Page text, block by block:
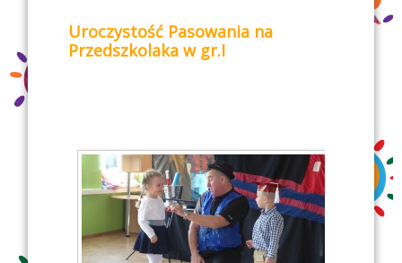
Uroczystość Pasowania na
Przedszkolaka w gr.I